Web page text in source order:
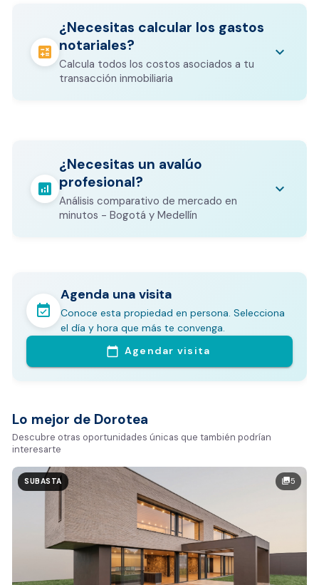
calculate
¿Necesitas calcular los gastos
notariales?
Calcula todos los costos asociados a tu
transacción inmobiliaria
keyboard_arrow_down
Los gastos notariales incluyen
otros costos legales que varían según el
valor del inmueble.
CALCULADORA DE GASTOS NOTARIALES
analytics
¿Necesitas un avalúo
profesional?
Análisis comparativo de mercado en
minutos - Bogotá y Medellín
keyboard_arrow_down
En pocos minutos avalúa con este Análisis
Comparativo de Mercado (inicialmente
Bogotá y Medellín)
Análisis basado en datos reales:
Tiempo promedio de venta en la zona
Rango de precios de arriendo en el sector
Valor exclusivo para clientes de Dorotea:
20.000 COP
REALIZAR AVALÚO AHORA
event_available
Agenda una visita
Conoce esta propiedad en persona. Selecciona
el día y hora que más te convenga.
calendar_today Agendar visita
Lo mejor de Dorotea
Descubre otras oportunidades únicas que también podrían
interesarte
photo_library5
SUBASTA